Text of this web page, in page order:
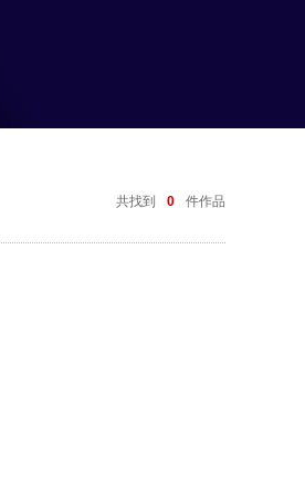
共找到 0 件作品